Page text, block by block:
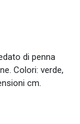
di penna
Colori: verde,
cm.